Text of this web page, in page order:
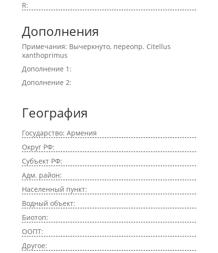
R:
Дополнения
Примечания: Вычеркнуто, переопр. Citellus
xanthoprimus
Дополнение 1:
Дополнение 2:
География
Государство: Армения
Округ РФ:
Субъект РФ:
Адм. район:
Населенный пункт:
Водный объект:
Биотоп:
ООПТ:
Другое: